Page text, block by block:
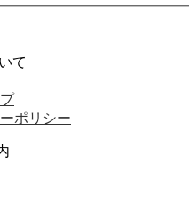
て
ポリシー